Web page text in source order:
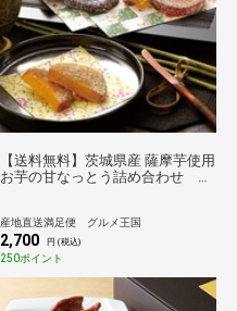
【送料無料】茨城県産 薩摩芋使用
お芋の甘なっとう詰め合わせ 茨
産地直送満足便 グルメ王国
2,700 円 (税込)
250ポイント